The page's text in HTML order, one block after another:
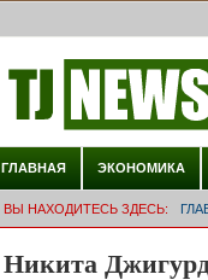
ГЛАВНАЯ ЭКОНОМИКА
ВЫ НАХОДИТЕСЬ ЗДЕСЬ:
Никита